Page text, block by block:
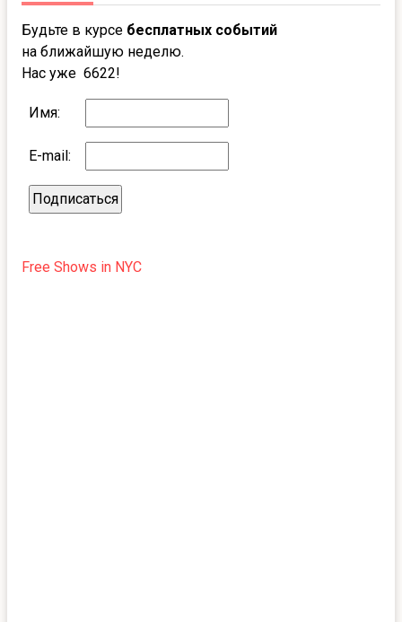
Будьте в курсе бесплатных событий
на ближайшую неделю.
Нас уже 6622!
Имя:
E-mail:
Free Shows in NYC